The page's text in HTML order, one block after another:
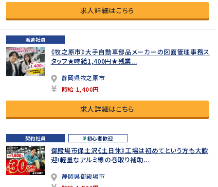
求人詳細はこちら
派遣社員
《牧之原市》大手自動車部品メーカーの図面管理事務ス
タッフ★時給1,400円★残業...
静岡県牧之原市
時給 1,400円
求人詳細はこちら
契約社員 初心者歓迎
御殿場市保土沢《土日休》工場は初めてという方も大歓
迎!軽量なアルミ線の巻取り補助...
静岡県御殿場市